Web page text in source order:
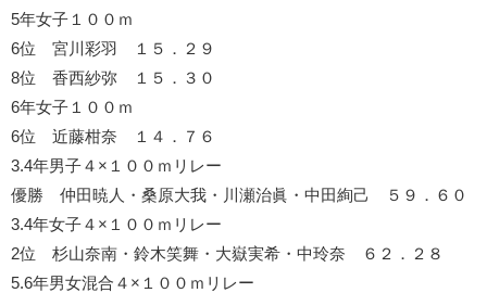
5年女子１００ｍ
6位 宮川彩羽 １５．２９
8位 香西紗弥 １５．３０
6年女子１００ｍ
6位 近藤柑奈 １４．７６
3.4年男子４×１００ｍリレー
優勝 仲田暁人・桑原大我・川瀬治眞・中田絢己 ５９．６０
3.4年女子４×１００ｍリレー
2位 杉山奈南・鈴木笑舞・大嶽実希・中玲奈 ６２．２８
5.6年男女混合４×１００ｍリレー